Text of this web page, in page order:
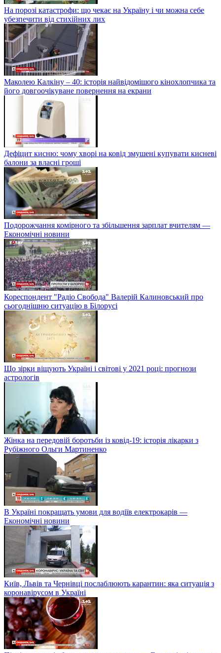
На порозі катастрофи: що чекає на Україну і чи можна себе
убезпечити від стихійних лих
Маколею Калкіну – 40: історія найвідомішого кінохлопчика та
його довгоочікуване повернення на екрани
Дефіцит кисню: чому хворі на ковід змушені купувати кисневі
балони за власні гроші
Подорожчання комірного та збільшення зарплат вчителям —
Економічні новини
Кореспондент "Радіо Свобода" Валерій Калиновський про
сьогоднішню ситуацію в Білорусі
Що зірки віщують Україні і світові у 2021 році: прогнози
астрологів
Жінка на передовій боротьби із ковід-19: історія лікарки з
Рубіжного Ольги Мартиненко
В Україні покращать умови для водіїв електрокарів —
Економічні новини
Київ, Львів та Чернівці послаблюють карантин: яка ситуація з
коронавірусом в Україні